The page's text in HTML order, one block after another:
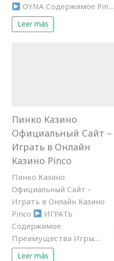
OYNA Содержимое Pin…
Leer más
Пинко Казино
Официальный Сайт –
Играть в Онлайн
Казино Pinco
Пинко Казино
Официальный Сайт –
Играть в Онлайн Казино
Pinco
ИГРАТЬ
Содержимое
Преимущества Игры…
Leer más